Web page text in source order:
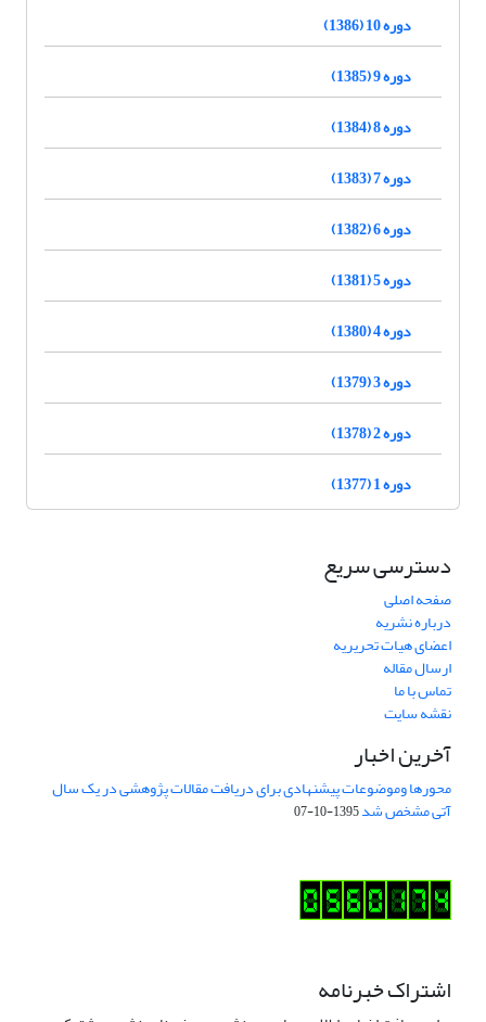
دوره 10 (1386)
دوره 9 (1385)
دوره 8 (1384)
دوره 7 (1383)
دوره 6 (1382)
دوره 5 (1381)
دوره 4 (1380)
دوره 3 (1379)
دوره 2 (1378)
دوره 1 (1377)
دسترسی سریع
صفحه اصلی
درباره نشریه
اعضای هیات تحریریه
ارسال مقاله
تماس با ما
نقشه سایت
آخرین اخبار
محورها وموضوعات پیشنهادی برای دریافت مقالات پژوهشی در یک سال
آتی مشخص شد1395-10-07
اشتراک خبرنامه